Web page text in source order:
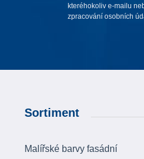
kteréhokoliv e-mailu
zpracování osobních
Sortiment
Malířské barvy fasádní